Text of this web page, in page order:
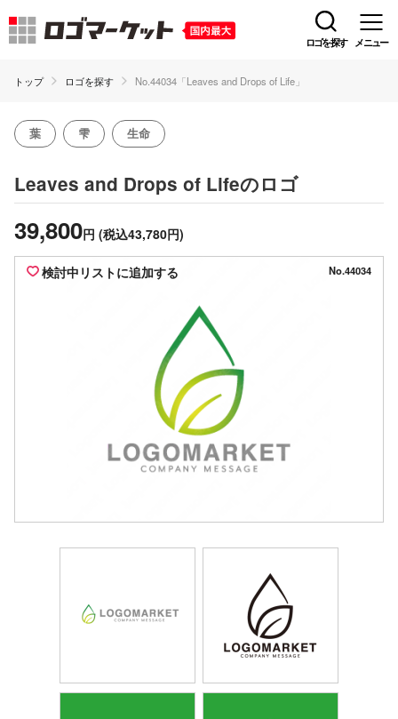
ロゴを探す メニュー
トップ ロゴを探す No.44034「Leaves and Drops of Life」
葉 雫 生命
Leaves and Drops of Lifeのロゴ
39,800円 (税込43,780円)
検討中リストに追加する No.44034